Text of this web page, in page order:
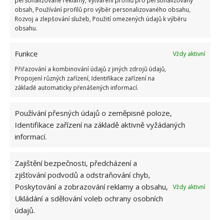
obsah, Používání profilů pro výběr personalizovaného obsahu,
Rozvoj a zlepšování služeb, Použití omezených údajů k výběru
obsahu.
Funkce
Vždy aktivní
Přiřazování a kombinování údajů z jiných zdrojů údajů,
Propojení různých zařízení, Identifikace zařízení na
základě automaticky přenášených informací.
Používání přesných údajů o zeměpisné poloze,
Identifikace zařízení na základě aktivně vyžádaných
informací.
Zajištění bezpečnosti, předcházení a
zjišťování podvodů a odstraňování chyb,
Poskytování a zobrazování reklamy a obsahu,
Ukládání a sdělování voleb ochrany osobních
údajů.
Vždy aktivní
MOBILNÍ TELEFON